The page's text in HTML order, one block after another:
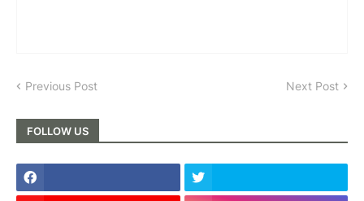
Previous Post Next Post
FOLLOW US